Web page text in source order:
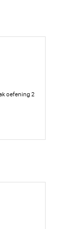
oefening 2